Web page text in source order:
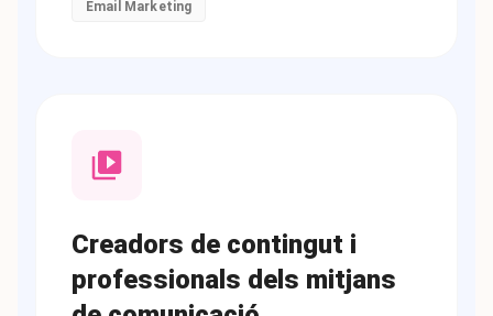
Email Marketing
Creadors de contingut i
professionals dels mitjans